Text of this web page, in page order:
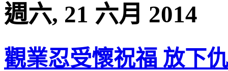
週六, 21 六月 2014
觀業忍受懷祝福 放下